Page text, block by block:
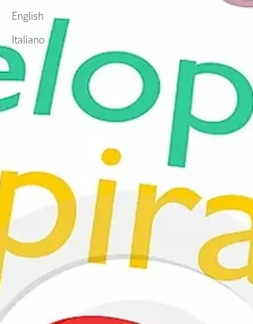
English
Italiano